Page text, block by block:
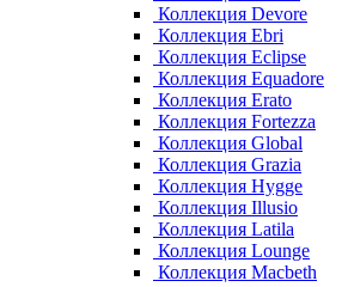
Коллекция Devore
Коллекция Ebri
Коллекция Eclipse
Коллекция Equadore
Коллекция Erato
Коллекция Fortezza
Коллекция Global
Коллекция Grazia
Коллекция Hygge
Коллекция Illusio
Коллекция Latila
Коллекция Lounge
Коллекция Macbeth